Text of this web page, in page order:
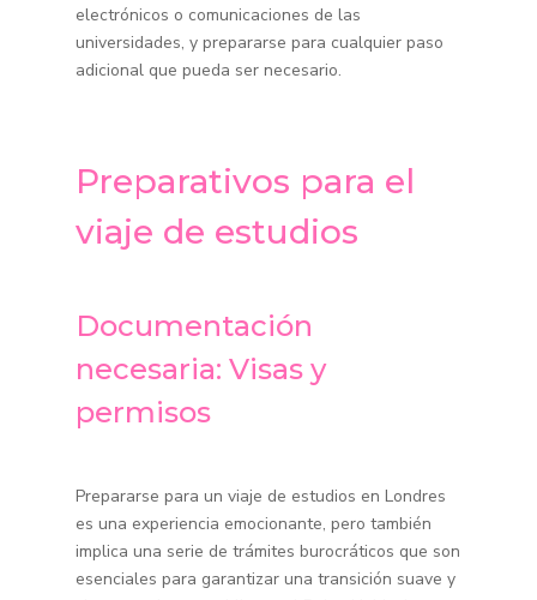
electrónicos o comunicaciones de las
universidades, y prepararse para cualquier paso
adicional que pueda ser necesario.
Preparativos para el
viaje de estudios
Documentación
necesaria: Visas y
permisos
Prepararse para un viaje de estudios en Londres
es una experiencia emocionante, pero también
implica una serie de trámites burocráticos que son
esenciales para garantizar una transición suave y